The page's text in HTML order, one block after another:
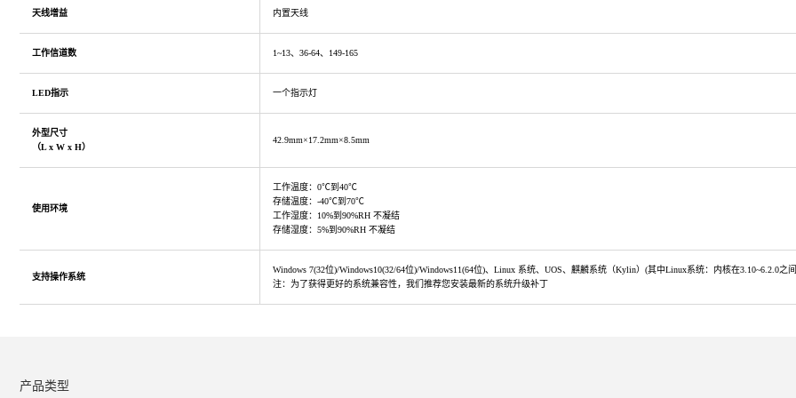
天线增益 内置天线
工作信道数 1~13、36-64、149-165
LED指示 一个指示灯
外型尺寸
（L x W x H）
42.9mm×17.2mm×8.5mm
使用环境
工作温度：0℃到40℃
存储温度：-40℃到70℃
工作湿度：10%到90%RH 不凝结
存储湿度：5%到90%RH 不凝结
支持操作系统
Windows 7(32位)/Windows10(32/64位)/Windows11(64位)、Linux 系统、UOS、麒麟系统（Kylin）(其中Linux系统：内核在3.10~6.2.0之
注：为了获得更好的系统兼容性，我们推荐您安装最新的系统升级补丁
产品类型